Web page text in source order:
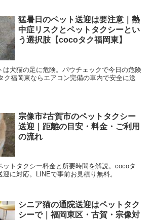
猛暑日のペット送迎は要注意｜熱
中症リスクとペットタクシーとい
う選択肢【cocoタク福岡東】
は犬猫の足に危険。パウチェックで今日の危険
ク福岡東ならエアコン完備の車内で安全に送
宗像市⇄古賀市のペットタクシー
送迎｜距離の目安・料金・ご利用
の流れ
ットタクシー料金と所要時間を解説。cocoタ
に対応。LINEで事前お見積り無料。
シニア猫の通院送迎はペットタク
シーで｜福岡東区・古賀・宗像対